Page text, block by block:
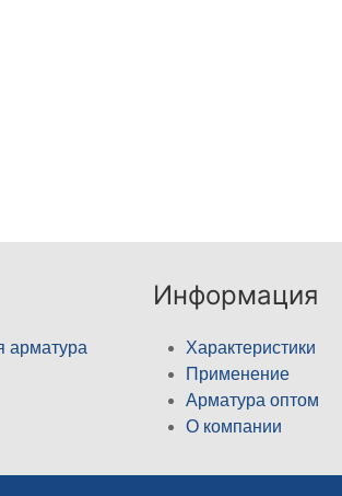
арматура
Информация
Характеристики
Применение
Арматура оптом
О компании